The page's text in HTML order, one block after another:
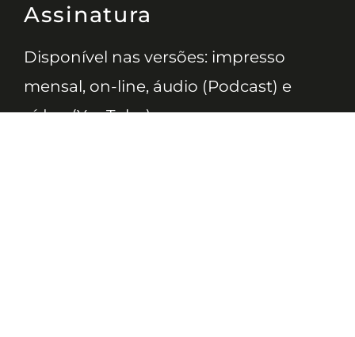
Assinatura
Disponível nas versões: impresso
mensal, on-line, áudio (Podcast) e
vídeo (YouTube).